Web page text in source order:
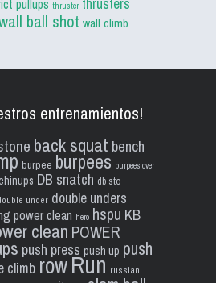
pullups thruster
ball shot wall climb
entrenamientos!
back squat bench
burpee burpees burpees over
DB snatch db sto
under double unders
power clean hero hspu KB
clean POWER
push press push up push
climb rowRun russian